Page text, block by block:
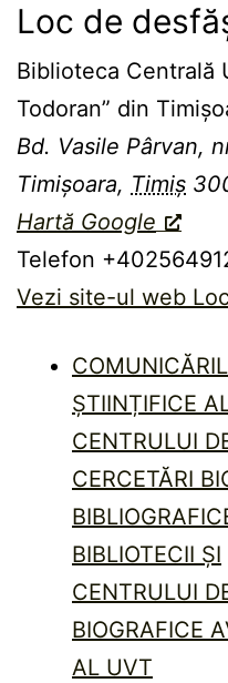
Loc de
Biblioteca Centrală
Todoran” din
Bd. Vasile Pârvan,
Timișoara, Timiș
Hartă Google
Telefon
Vezi site-ul web
ȘTIINȚIFICE
CENTRULUI
CERCETĂRI
BIBLIOTECII ȘI
CENTRULUI
BIOGRAFICE
AL UVT